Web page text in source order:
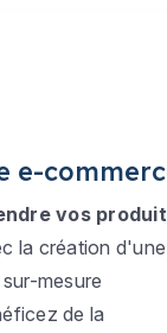
e-
vos
la création d'une
mesure
de la